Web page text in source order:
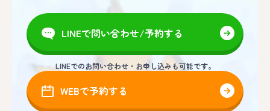
LINEで問い合わせ/予約する
LINEでのお問い合わせ・お申し込みも可能です。
WEBで予約する